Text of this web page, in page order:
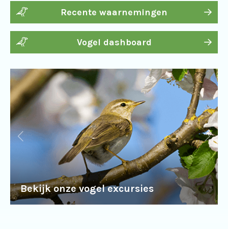
Recente waarnemingen
Vogel dashboard
Bekijk onze vogel excursies